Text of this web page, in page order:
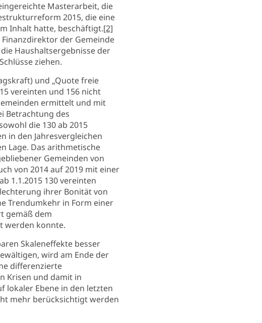
Masterarbeit, die
2015, die eine
Inhalt hatte, beschäftigt.[2]
der Gemeinde
Haushaltsergebnisse der
ziehen.
und „Quote freie
vereinten und 156 nicht
ermittelt und mit
Betrachtung des
die 130 ab 2015
in den Jahresvergleichen
Lage. Das arithmetische
Gemeinden von
von 2014 auf 2019 mit einer
1.1.2015 130 vereinten
ihrer Bonität von
Trendumkehr in Form einer
gemäß dem
werden konnte.
Skaleneffekte besser
wird am Ende der
differenzierte
Krisen und damit in
lokaler Ebene in den letzten
mehr berücksichtigt werden